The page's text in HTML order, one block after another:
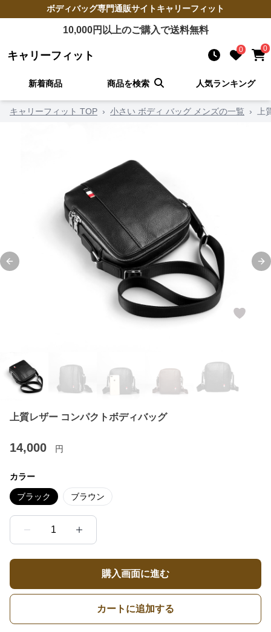
ボディバッグ専門通販サイトキャリーフィット
10,000円以上のご購入で送料無料
キャリーフィット 0 0
新着商品 商品を検索 人気ランキング
キャリーフィット TOP › 小さい ボディ バッグ メンズの一覧 ›
Previous slide
上質レザー コンパクトボディバッグ
14,000 円
カラー
ブラック ブラウン
1
購入画面に進む
カートに追加する